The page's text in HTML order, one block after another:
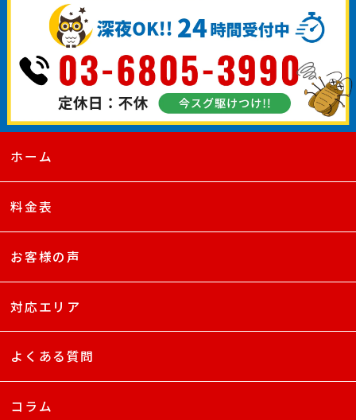
ホーム
料金表
お客様の声
対応エリア
よくある質問
コラム